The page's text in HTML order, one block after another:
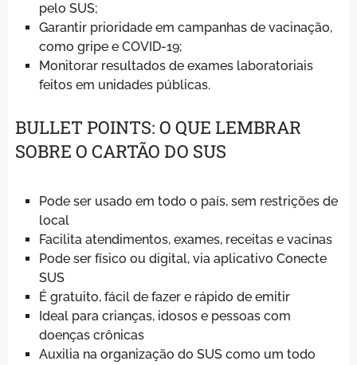
pelo SUS;
Garantir prioridade em campanhas de vacinação,
como gripe e COVID-19;
Monitorar resultados de exames laboratoriais
feitos em unidades públicas.
BULLET POINTS: O QUE LEMBRAR
SOBRE O CARTÃO DO SUS
Pode ser usado em todo o país, sem restrições de
local
Facilita atendimentos, exames, receitas e vacinas
Pode ser físico ou digital, via aplicativo Conecte
SUS
É gratuito, fácil de fazer e rápido de emitir
Ideal para crianças, idosos e pessoas com
doenças crônicas
Auxilia na organização do SUS como um todo